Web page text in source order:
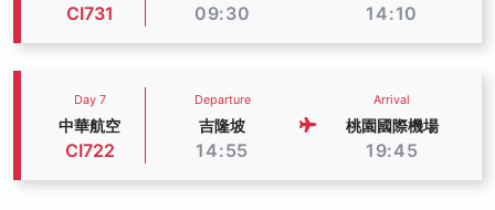
CI731 09:30 14:10
Day 7
中華航空
CI722
Departure
吉隆坡
14:55
Arrival
桃園國際機場
19:45